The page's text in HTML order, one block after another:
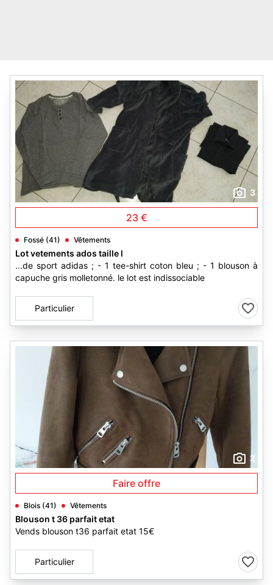
3
23 €
Fossé (41) Vêtements
Lot vetements ados taille l
...de sport adidas ; - 1 tee-shirt coton bleu ; - 1 blouson à
capuche gris molletonné. le lot est indissociable
Particulier
2
Faire offre
Blois (41) Vêtements
Blouson t 36 parfait etat
Vends blouson t36 parfait etat 15€
Particulier